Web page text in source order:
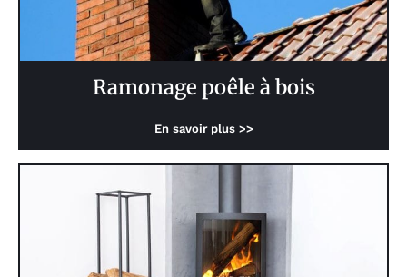
Ramonage poêle à bois
En savoir plus >>